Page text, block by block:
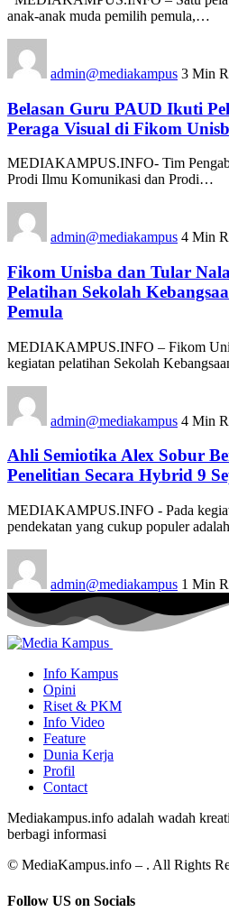
anak-anak muda pemilih pemula,…
admin@mediakampus 3 Min
Belasan Guru PAUD Ikuti
Peraga Visual di Fikom
MEDIAKAMPUS.INFO- Tim
Prodi Ilmu Komunikasi dan Prodi…
admin@mediakampus 4 Min
Fikom Unisba dan Tular
Pelatihan Sekolah
Pemula
MEDIAKAMPUS.INFO – Fikom
kegiatan pelatihan Sekolah
admin@mediakampus 4 Min
Ahli Semiotika Alex Sobur
Penelitian Secara Hybrid 9
MEDIAKAMPUS.INFO - Pada
pendekatan yang cukup populer
admin@mediakampus 1 Min
Info Kampus
Opini
Riset & PKM
Info Video
Feature
Dunia Kerja
Profil
Contact
Mediakampus.info adalah wadah
berbagi informasi
© MediaKampus.info – . All Rights
Follow US on Socials